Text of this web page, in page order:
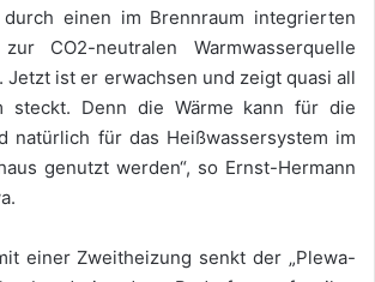
durch einen im Brennraum integrierten
zur CO2-neutralen Warmwasserquelle
ist er erwachsen und zeigt quasi all
steckt. Denn die Wärme kann für die
natürlich für das Heißwassersystem im
genutzt werden“, so Ernst-Hermann
einer Zweitheizung senkt der „Plewa-